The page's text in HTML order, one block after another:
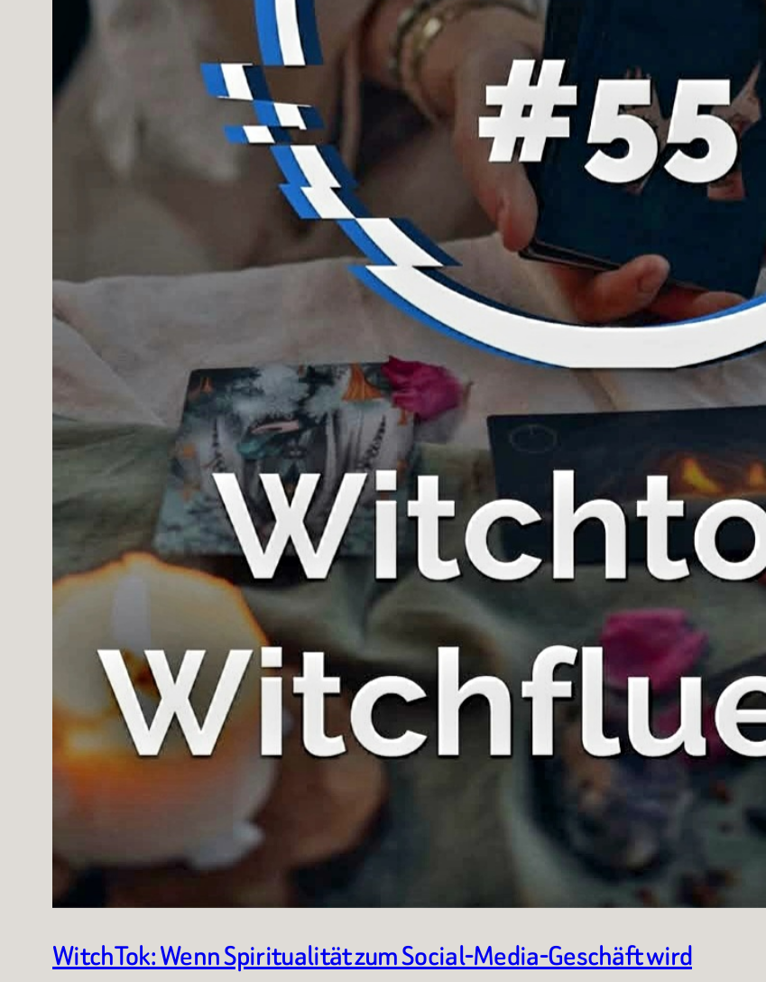
WitchTok: Wenn Spiritualität zum Social-Media-Geschäft wird